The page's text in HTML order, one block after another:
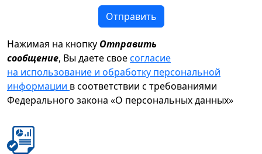
Отправить
Нажимая на кнопку Отправить
сообщение, Вы даете своесогласие
на использование и обработку персональной
информации в соответствии с требованиями
Федерального закона «О персональных данных»